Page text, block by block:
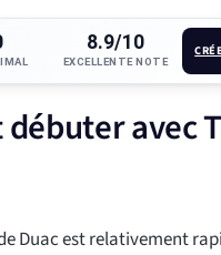
8.9/10
EXCELLENTE NOTE
avec
Duac est relativement